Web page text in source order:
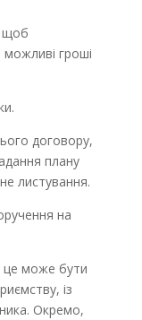
щоб
можливі гроші
договору,
плану
листування.
на
це може бути
із
Окремо,